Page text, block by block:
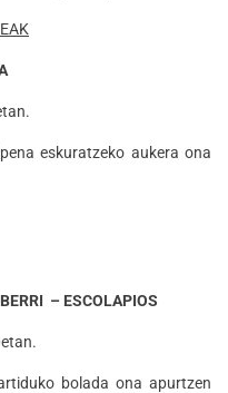
eskuratzeko aukera ona
BERRI – ESCOLAPIOS
bolada ona apurtzen